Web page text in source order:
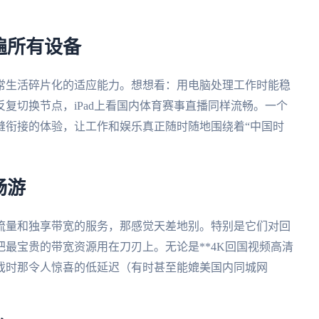
所有设备
活碎片化的适应能力。想想看：用电脑处理工作时能稳
切换节点，iPad上看国内体育赛事直播同样流畅。一个
接的体验，让工作和娱乐真正随时随地围绕着“中国时
游
和独享带宽的服务，那感觉天差地别。特别是它们对回
宝贵的带宽资源用在刀刃上。无论是**4K回国视频高清
那令人惊喜的低延迟（有时甚至能媲美国内同城网